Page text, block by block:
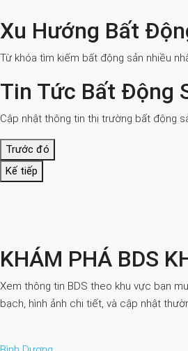
Xu Hướng Bất
Từ khóa tìm kiếm bất động sản nhiều
Tin Tức Bất Động
Cập nhật thông tin thị trường bất động
Trước đó
Kế tiếp
KHÁM PHÁ BDS
Xem thông tin BDS theo khu vực bạn
bạch, hình ảnh chi tiết, và cập nhật